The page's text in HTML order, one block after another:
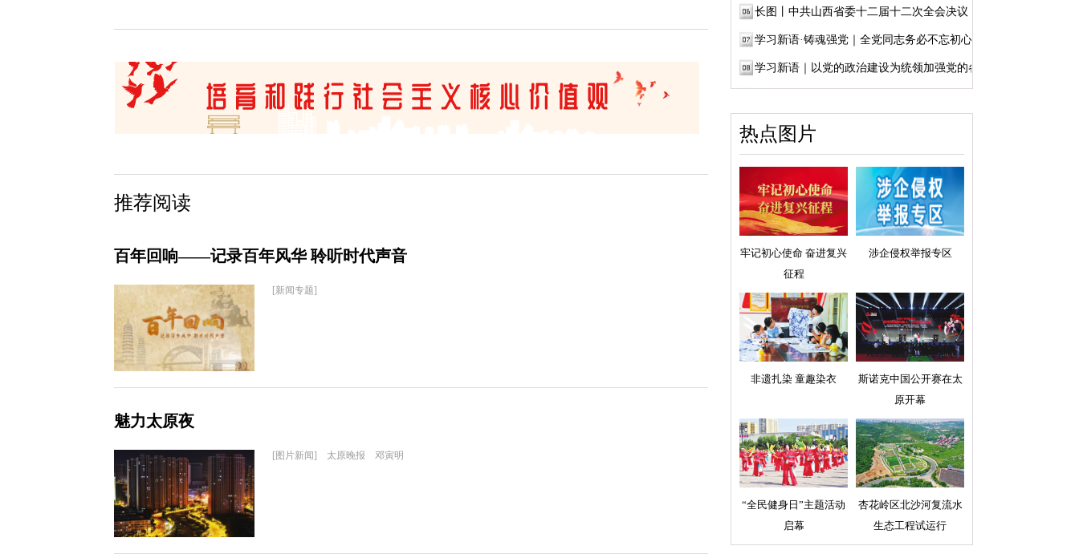
推荐阅读
百年回响——记录百年风华 聆听时代声音
[新闻专题]
魅力太原夜
[图片新闻] 太原晚报 邓寅明
长图丨中共山西省委十二届十二次全会决议
学习新语·铸魂强党｜全党同志务必不忘初心、...
学习新语｜以党的政治建设为统领加强党的各...
热点图片
牢记初心使命 奋进复兴
征程
涉企侵权举报专区
非遗扎染 童趣染衣
斯诺克中国公开赛在太
原开幕
“全民健身日”主题活动
启幕
杏花岭区北沙河复流水
生态工程试运行